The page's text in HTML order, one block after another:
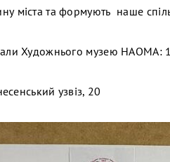
міста та формують наше
Художнього музею НАОМА:
узвіз, 20